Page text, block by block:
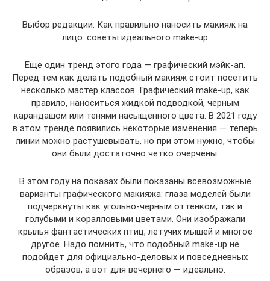
Выбор редакции: Как правильно наносить макияж на
лицо: советы идеального make-up
Еще один тренд этого года — графический мэйк-ап.
Перед тем как делать подобный макияж стоит посетить
несколько мастер классов. Графический make-up, как
правило, наноситься жидкой подводкой, черным
карандашом или тенями насыщенного цвета. В 2021 году
в этом тренде появились некоторые изменения — теперь
линии можно растушевывать, но при этом нужно, чтобы
они были достаточно четко очерчены.
В этом году на показах были показаны всевозможные
варианты графического макияжа: глаза моделей были
подчеркнуты как угольно-черным оттенком, так и
голубыми и коралловыми цветами. Они изображали
крылья фантастических птиц, летучих мышей и многое
другое. Надо помнить, что подобный make-up не
подойдет для официально-деловых и повседневных
образов, а вот для вечернего — идеально.